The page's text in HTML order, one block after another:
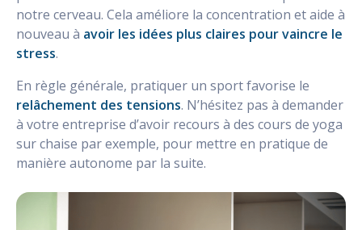
notre cerveau. Cela améliore la concentration et aide à
nouveau à avoir les idées plus claires pour vaincre le
stress.
En règle générale, pratiquer un sport favorise le
relâchement des tensions. N’hésitez pas à demander
à votre entreprise d’avoir recours à des cours de yoga
sur chaise par exemple, pour mettre en pratique de
manière autonome par la suite.